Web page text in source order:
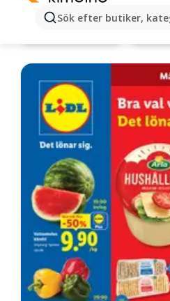
Sök efter butiker,